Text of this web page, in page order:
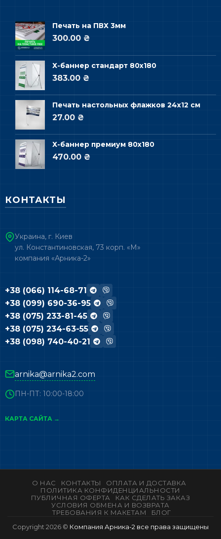
Печать на ПВХ 3мм
300.00 ₴
Х-баннер стандарт 80х180
383.00 ₴
Печать настольных флажков 24х12 см
27.00 ₴
Х-баннер премиум 80х180
470.00 ₴
КОНТАКТЫ
Украина, г. Киев
ул. Константиновская, 73 корп. «М»
компания «Арника-2»
+38 (066) 114-68-71
+38 (099) 690-36-95
+38 (075) 233-81-45
+38 (075) 234-63-55
+38 (098) 740-40-21
arnika@arnika2.com
ПН-ПТ: 10:00-18:00
КАРТА САЙТА →
О НАС КОНТАКТЫ
ОПЛАТА И ДОСТАВКА
ПОЛИТИКА КОНФИДЕНЦИАЛЬНОСТИ
ПУБЛИЧНАЯ ОФЕРТА
КАК СДЕЛАТЬ ЗАКАЗ
УСЛОВИЯ ОБМЕНА И ВОЗВРАТА
ТРЕБОВАНИЯ К МАКЕТАМ
БЛОГ
Copyright 2026 © Компания Арника-2 все права защищены